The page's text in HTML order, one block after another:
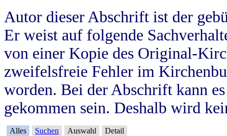
Autor dieser Abschrift ist der
Er weist auf folgende
von einer Kopie des Original-
zweifelsfreie Fehler im
worden. Bei der Abschrift kann
gekommen sein. Deshalb wird
Alles Suchen Auswahl Detail